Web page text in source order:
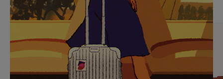
PARA
PAUSÁ-
LO
FAVOR,
CLIQUE
PARA
ATIVÁ-